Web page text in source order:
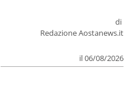
di
Redazione Aostanews.it
il 06/08/2026